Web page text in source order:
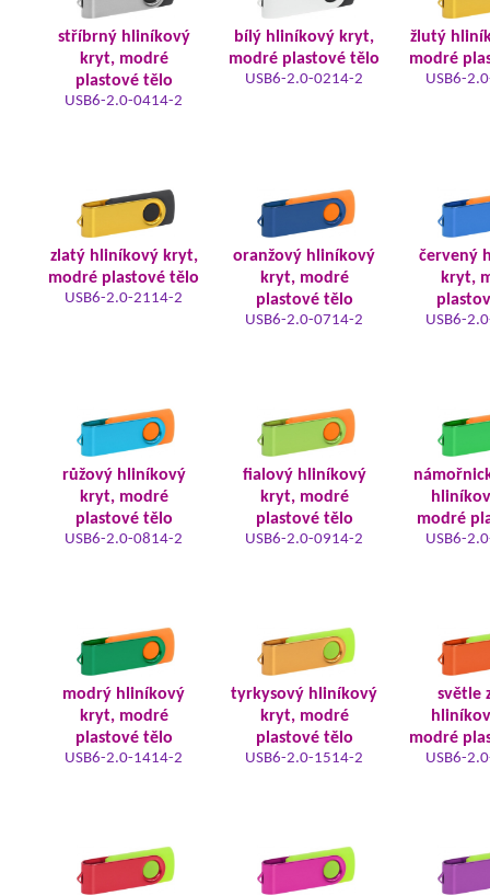
stříbrný hliníkový
kryt, modré
plastové tělo
USB6-2.0-0414-2
bílý hliníkový kryt,
modré plastové tělo
USB6-2.0-0214-2
žlutý
modré
USB6-
zlatý hliníkový kryt,
modré plastové tělo
USB6-2.0-2114-2
oranžový hliníkový
kryt, modré
plastové tělo
USB6-2.0-0714-2
červený
kryt,
USB6-
růžový hliníkový
kryt, modré
plastové tělo
USB6-2.0-0814-2
fialový hliníkový
kryt, modré
plastové tělo
USB6-2.0-0914-2
modré
USB6-
modrý hliníkový
kryt, modré
plastové tělo
USB6-2.0-1414-2
tyrkysový hliníkový
kryt, modré
plastové tělo
USB6-2.0-1514-2
světle
modré
USB6-